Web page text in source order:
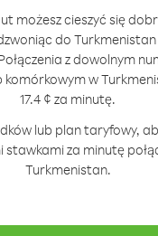
możesz cieszyć się
do Turkmenistan
z dowolnym
w
17.4 ¢ za minutę.
lub plan taryfowy,
stawkami za minutę
Turkmenistan.